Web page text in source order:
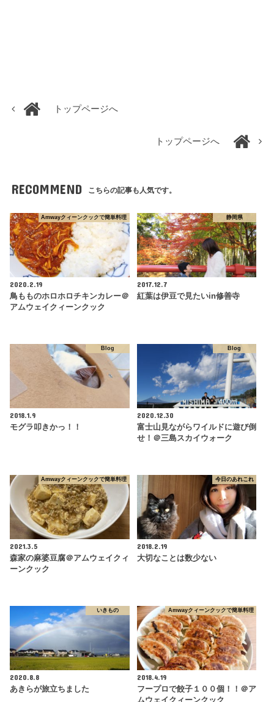
トップページへ
トップページへ
RECOMMEND こちらの記事も人気です。
Amwayクィーンクックで簡単料理
2020.2.19
鳥もものホロホロチキンカレー＠
アムウェイクィーンクック
静岡県
2017.12.7
紅葉は伊豆で見たいin修善寺
Blog
2018.1.9
モグラ叩きかっ！！
Blog
2020.12.30
富士山見ながらワイルドに遊び倒
せ！＠三島スカイウォーク
Amwayクィーンクックで簡単料理
2021.3.5
森家の麻婆豆腐＠アムウェイクィ
ーンクック
今日のあれこれ
2018.2.19
大切なことは数少ない
いきもの
2020.8.8
あきらが旅立ちました
Amwayクィーンクックで簡単料理
2018.4.19
フープロで餃子１００個！！＠ア